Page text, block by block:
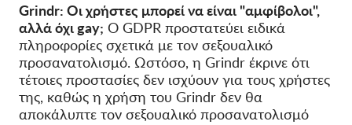
Grindr: Οι χρήστες μπορεί να είναι "αμφίβολοι",
αλλά όχι gay; Ο GDPR προστατεύει ειδικά
πληροφορίες σχετικά με τον σεξουαλικό
προσανατολισμό. Ωστόσο, η Grindr έκρινε ότι
τέτοιες προστασίες δεν ισχύουν για τους χρήστες
της, καθώς η χρήση του Grindr δεν θα
αποκάλυπτε τον σεξουαλικό προσανατολισμό